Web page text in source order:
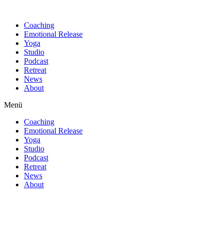
Coaching
Emotional Release
Yoga
Studio
Podcast
Retreat
News
About
Menü
Coaching
Emotional Release
Yoga
Studio
Podcast
Retreat
News
About